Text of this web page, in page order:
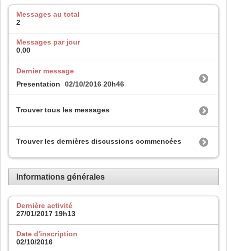
Messages au total
2
Messages par jour
0.00
Dernier message
Presentation
02/10/2016 20h46
Trouver tous les messages
Trouver les dernières discussions commencées
Informations générales
Dernière activité
27/01/2017 19h13
Date d'inscription
02/10/2016